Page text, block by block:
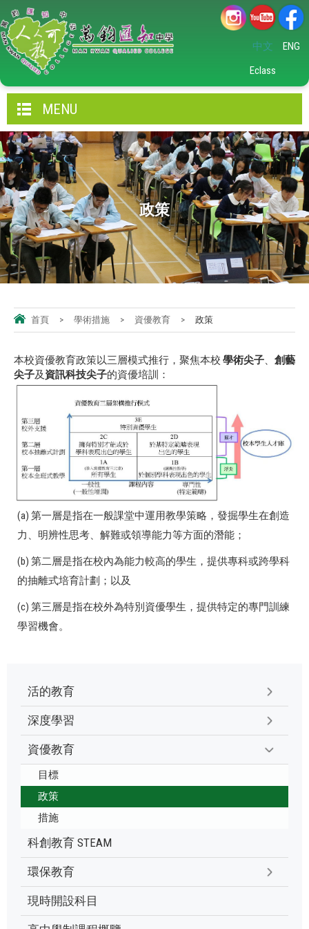
ENG
中文
Eclass
MENU
政策
首頁 > 學術措施 > 資優教育 > 政策
本校資優教育政策以三層模式推行，聚焦本校 學術尖子、 創藝
尖子及 資訊科技尖子的資優培訓：
(a) 第一層是指在一般課堂中運用教學策略，發掘學生在創造
力、明辨性思考、解難或領導能力等方面的潛能；
(b) 第二層是指在校內為能力較高的學生，提供專科或跨學科
的抽離式培育計劃；以及
(c) 第三層是指在校外為特別資優學生，提供特定的專門訓練
學習機會。
活的教育
深度學習
資優教育
目標
政策
措施
科創教育 STEAM
環保教育
現時開設科目